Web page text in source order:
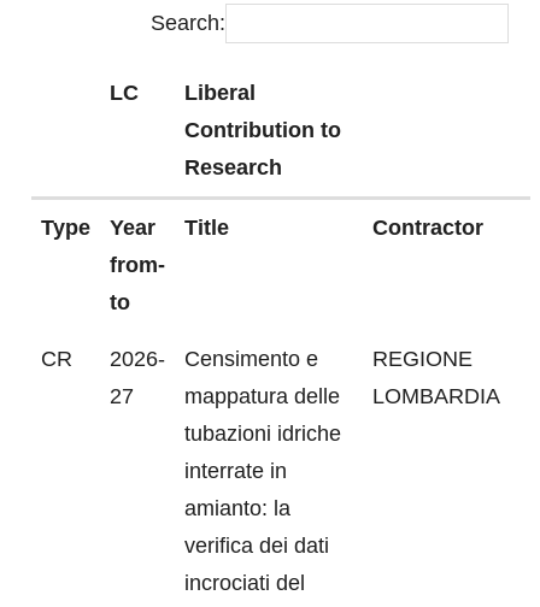
Search:
LC
Liberal
Contribution to
Research
Type
Year
from-
to
Title Contractor
CR
2026-
27
Censimento e
mappatura delle
tubazioni idriche
interrate in
amianto: la
verifica dei dati
incrociati del
REGIONE
LOMBARDIA